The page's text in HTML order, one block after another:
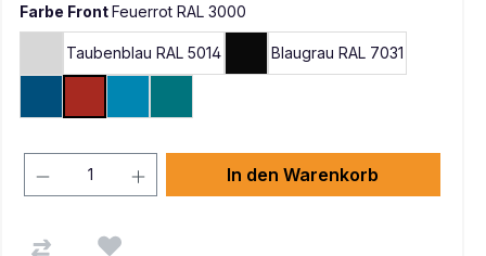
Farbe FrontFeuerrot RAL 3000
Lichtgrau RAL 7035
Taubenblau RAL 5014
Tiefschwarz RAL 9005
Blaugrau RAL 7031
In den Warenkorb